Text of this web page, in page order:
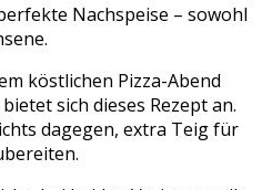
Nachspeise – sowohl
köstlichen Pizza-Abend
sich dieses Rezept an.
dagegen, extra Teig für